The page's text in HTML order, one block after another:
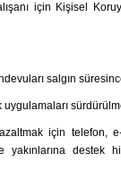
için Kişisel
salgın
için telefon,
destek